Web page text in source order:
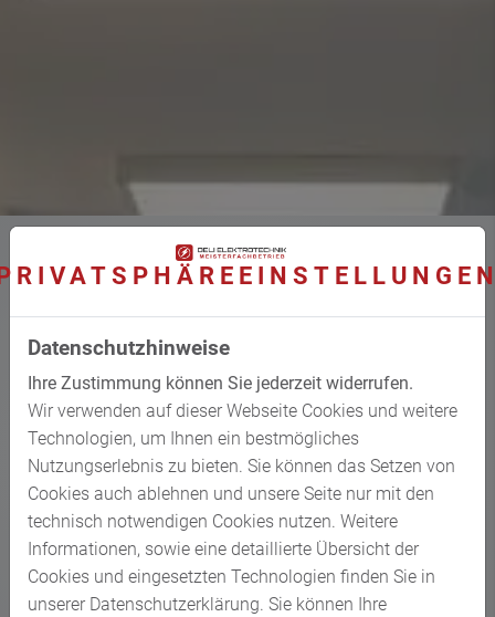
es bei der Lichtplanung nicht getan. Wenn Sie einen
Neubau planen, fängt es bei der Planung von
Stromkreisen und Lichtschaltern an. Bei einer
Altbausanierung gilt ein besonderes Augenmerk auf
bereits gelegte Leitungen. Und auch außerhalb der
eigenen vier Wände oder des Büros ist Beleuchtung
wichtig. Ein umfassendes Beleuchtungskonzept darf die
Außenbeleuchtung auf keinen Fall vergessen – nicht
zuletzt auch wegen der Verkehrssicherungspflicht, die
jeder Immobilienbesitzer hat.
Datenschutzhinweise
Ihre Zustimmung können Sie jederzeit widerrufen.
Wir verwenden auf dieser Webseite Cookies und weitere
Technologien, um Ihnen ein bestmögliches
Nutzungserlebnis zu bieten. Sie können das Setzen von
Cookies auch ablehnen und unsere Seite nur mit den
technisch notwendigen Cookies nutzen. Weitere
Informationen, sowie eine detaillierte Übersicht der
Cookies und eingesetzten Technologien finden Sie in
unserer Datenschutzerklärung. Sie können Ihre